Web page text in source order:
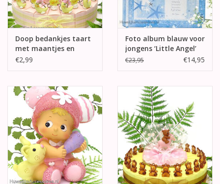
Doop bedankjes taart
met maantjes en
sterretjes
€2,99
Foto album blauw voor
jongens ‘Little Angel’
€23,95 €14,95